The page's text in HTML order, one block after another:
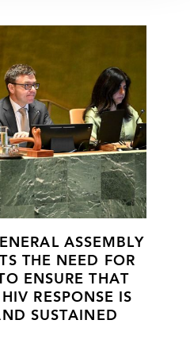
ASSEMBLY
THE NEED FOR
ENSURE THAT
RESPONSE IS
SUSTAINED